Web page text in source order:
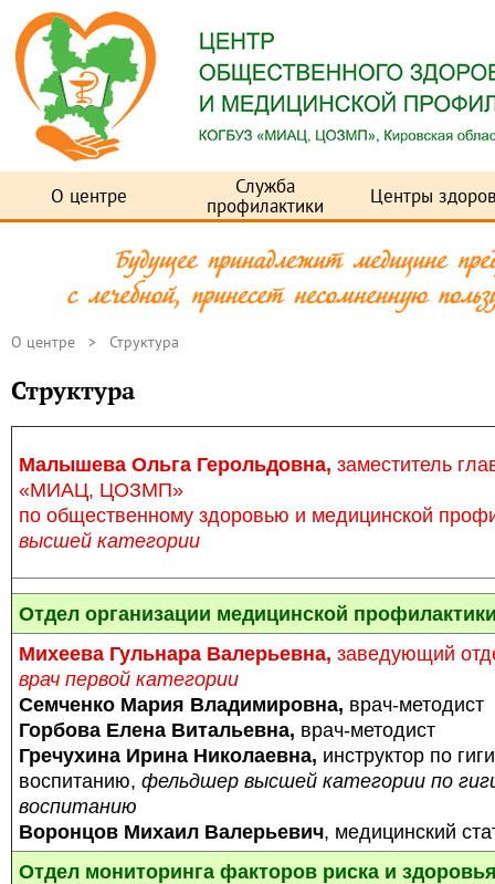
О центре
Служба
профилактики
Центры
О центре > Структура
Структура
Малышева Ольга Герольдовна, заместитель
«МИАЦ, ЦОЗМП»
по общественному здоровью и медицинской
высшей категории
Отдел организации медицинской
Михеева Гульнара Валерьевна, заведующий
врач первой категории
Семченко Мария Владимировна, врач-методист
Горбова Елена Витальевна, врач-методист
Гречухина Ирина Николаевна, инструктор по
воспитанию, фельдшер высшей категории по
воспитанию
Воронцов Михаил Валерьевич, медицинский
Отдел мониторинга факторов риска и